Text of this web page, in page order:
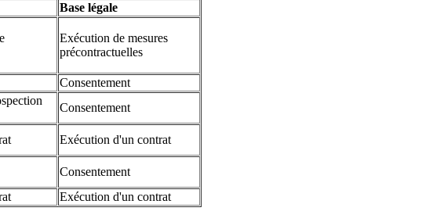
Base légale
Exécution de mesures
précontractuelles
Consentement
Consentement
Exécution d'un contrat
Consentement
Exécution d'un contrat